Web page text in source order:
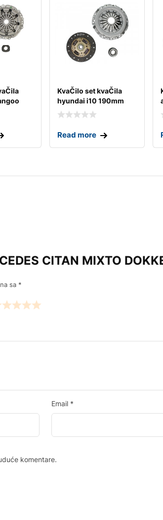
KvaČilo set kvaČila
hyundai i10 190mm
Read more
CITAN MIXTO
sa *
Email *
komentare.